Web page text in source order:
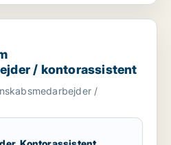
/ kontorassistent
/ kontorassistent
/